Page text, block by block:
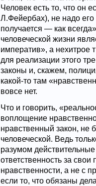
Человек есть то, что он
Л.Фейербах), не надо
получается — как
человеческой жизни
императив», а нехитрое
для реализации этого
законы и, скажем,
какой-то там
вовсе нет.
Что и говорить,
воплощение
нравственный закон, не
человеческой. Ведь
разумом
ответственность за
нравственности, а не с
если то, что обязаны